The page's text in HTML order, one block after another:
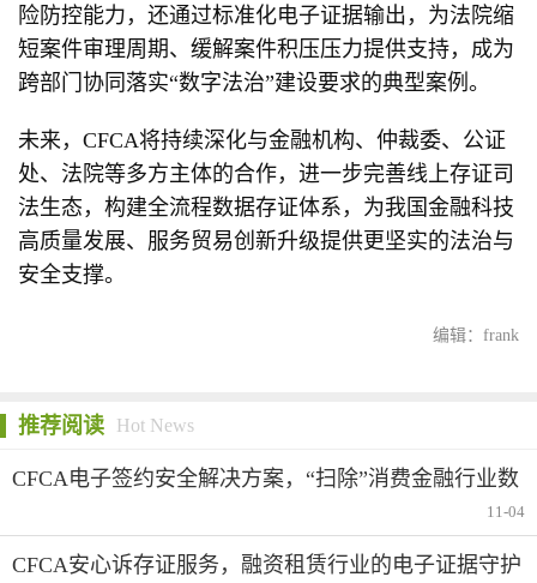
险防控能力，还通过标准化电子证据输出，为法院缩
短案件审理周期、缓解案件积压压力提供支持，成为
跨部门协同落实“数字法治”建设要求的典型案例。
未来，CFCA将持续深化与金融机构、仲裁委、公证
处、法院等多方主体的合作，进一步完善线上存证司
法生态，构建全流程数据存证体系，为我国金融科技
高质量发展、服务贸易创新升级提供更坚实的法治与
安全支撑。
编辑：frank
推荐阅读 Hot News
CFCA电子签约安全解决方案，“扫除”消费金融行业数
11-04
CFCA安心诉存证服务，融资租赁行业的电子证据守护